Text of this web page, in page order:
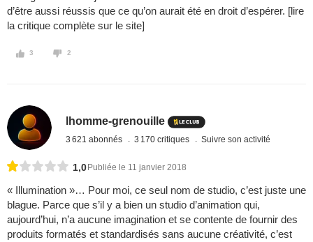
d’être aussi réussis que ce qu’on aurait été en droit d’espérer. [lire
la critique complète sur le site]
3 2
lhomme-grenouille
3 621 abonnés 3 170 critiques Suivre son activité
1,0 Publiée le 11 janvier 2018
« Illumination »… Pour moi, ce seul nom de studio, c’est juste une
blague. Parce que s’il y a bien un studio d’animation qui,
aujourd’hui, n’a aucune imagination et se contente de fournir des
produits formatés et standardisés sans aucune créativité, c’est